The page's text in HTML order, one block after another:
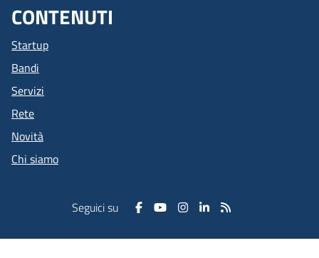
CONTENUTI
Startup
Bandi
Servizi
Rete
Novità
Chi siamo
Seguici su